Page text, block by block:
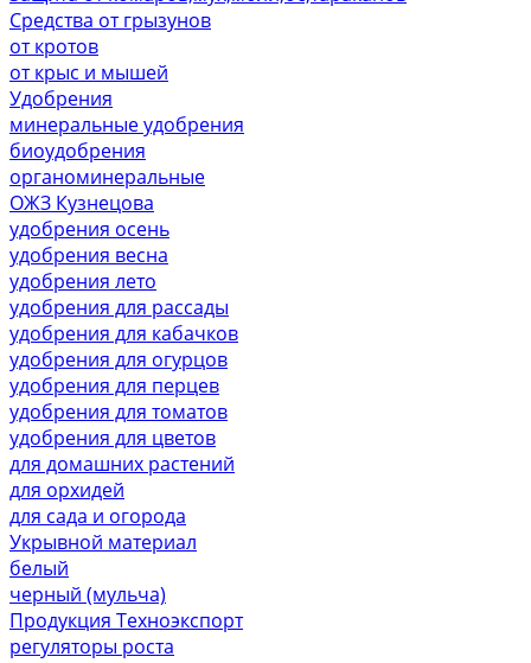
Средства от грызунов
от кротов
от крыс и мышей
Удобрения
минеральные удобрения
биоудобрения
органоминеральные
ОЖЗ Кузнецова
удобрения осень
удобрения весна
удобрения лето
удобрения для рассады
удобрения для кабачков
удобрения для огурцов
удобрения для перцев
удобрения для томатов
удобрения для цветов
для домашних растений
для орхидей
для сада и огорода
Укрывной материал
белый
черный (мульча)
Продукция Техноэкспорт
регуляторы роста